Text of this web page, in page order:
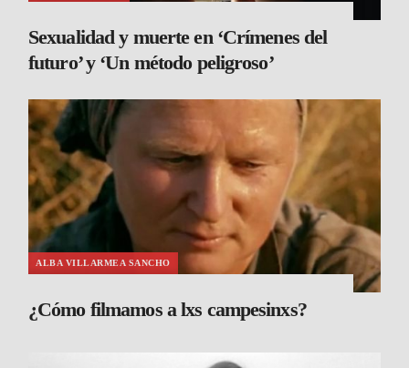
Sexualidad y muerte en ‘Crímenes del
futuro’ y ‘Un método peligroso’
ALBA VILLARMEA SANCHO
¿Cómo filmamos a lxs campesinxs?